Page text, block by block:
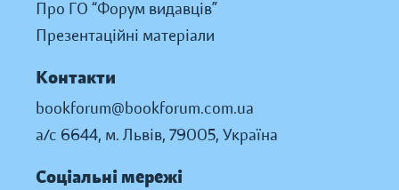
Про ГО “Форум видавців”
Презентаційні матеріали
Контакти
bookforum@bookforum.com.ua
а/с 6644, м. Львів, 79005, Україна
Соціальні мережі